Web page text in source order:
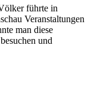
führte in
Veranstaltungen
man diese
und